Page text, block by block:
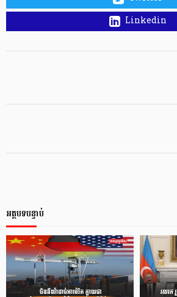
Linkedin
អត្ថបទបន្ទាប់